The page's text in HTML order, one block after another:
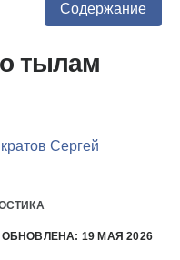
Содержание
тылам
Сергей
19 МАЯ 2026